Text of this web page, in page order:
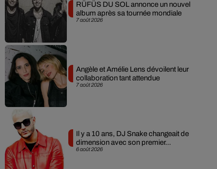
7 août 2026
RÜFÜS DU SOL annonce un nouvel
album après sa tournée mondiale
7 août 2026
Angèle et Amélie Lens dévoilent leur
collaboration tant attendue
6 août 2026
Il y a 10 ans, DJ Snake changeait de
dimension avec son premier...